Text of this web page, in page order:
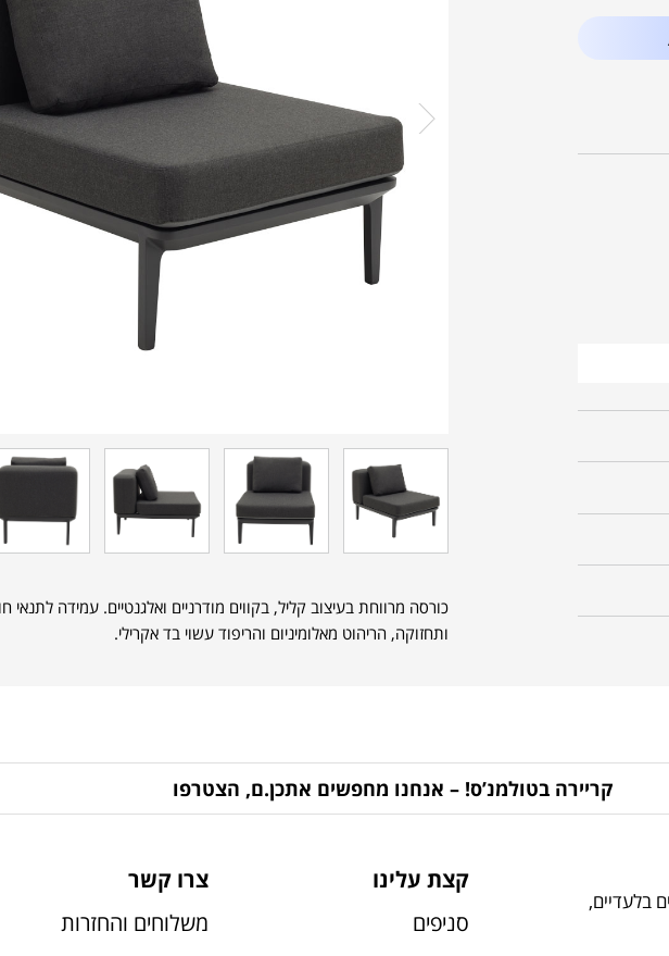
כורסה מרווחת בעיצוב קליל, בקווים מודרניים ואלגנטיים. עמידה לתנאי
ותחזוקה, הריהוט מאלומיניום והריפוד עשוי בד אקרילי.
קריירה בטולמנ’ס! – אנחנו מחפשים אתכן.ם, הצטרפו
בלעדיים,
קצת עלינו
סניפים
צרו קשר
משלוחים והחזרות